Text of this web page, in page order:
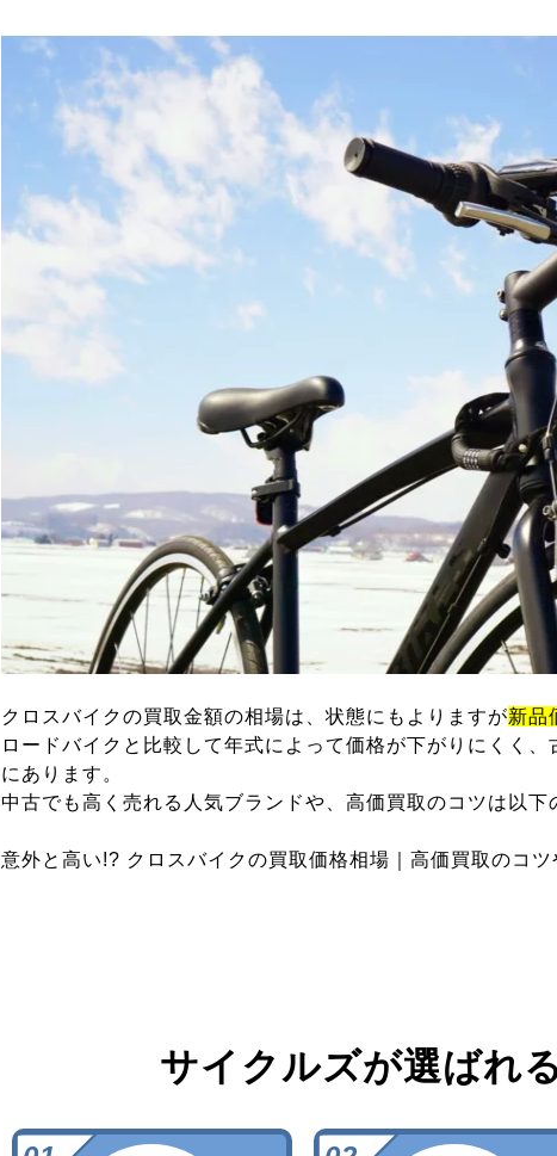
クロスバイクの買取金額の相場は、状態にもよりますが新品
ロードバイクと比較して年式によって価格が下がりにくく
にあります。
中古でも高く売れる人気ブランドや、高価買取のコツは以
意外と高い!? クロスバイクの買取価格相場｜高価買取のコ
サイクルズが選ばれ